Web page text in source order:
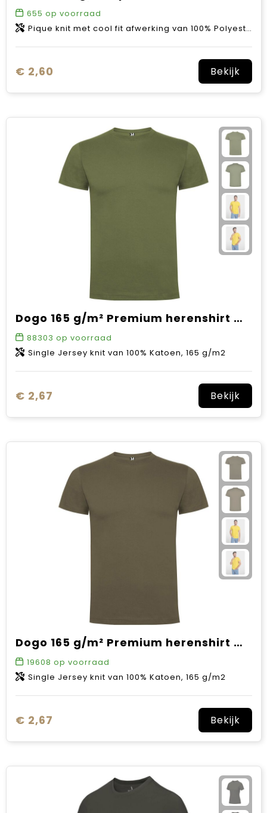
655 op voorraad
Pique knit met cool fit afwerking van 100% Polyester, 140 g/m2
€ 2,60 Bekijk
Dogo 165 g/m² Premium herenshirt met korte mouwen
88303 op voorraad
Single Jersey knit van 100% Katoen, 165 g/m2
€ 2,67 Bekijk
Dogo 165 g/m² Premium herenshirt met korte mouwen
19608 op voorraad
Single Jersey knit van 100% Katoen, 165 g/m2
€ 2,67 Bekijk